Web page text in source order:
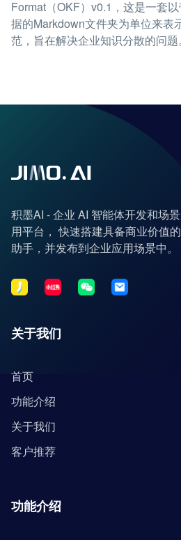
Format（OKF）v0.1，这是一套
据的Markdown文件夹为单位来表
范，旨在解决企业知识分散的问题。
积墨AI - 企业 AI 智能体开发和场
用平台， 快速搭建具备商业价值
助手，并发布到企业应用场景中。
关于我们
首页
功能介绍
关于我们
客户推荐
功能介绍